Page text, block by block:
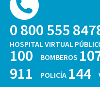
0 800 555
HOSPITAL VIRTUAL
100 BOMBEROS
911 POLICÍA 144